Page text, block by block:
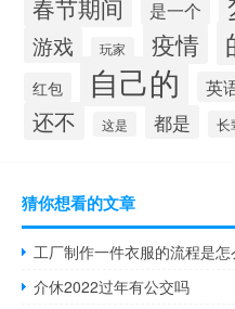
春节期间 是一个
游戏 玩家 疫情
红包 自己的 英
还不 这是 都是 长
猜你想看的文章
工厂制作一件衣服的流程是
介休2022过年有公交吗